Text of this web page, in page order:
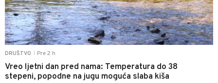
DRUŠTVO Pre 2 h
Vreo ljetni dan pred nama: Temperatura do 38
stepeni, popodne na jugu moguća slaba kiša